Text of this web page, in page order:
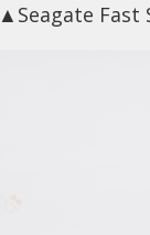
▲Seagate Fast